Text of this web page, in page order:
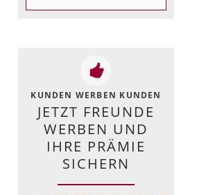
KUNDEN WERBEN KUNDEN
JETZT FREUNDE
WERBEN UND
IHRE PRÄMIE
SICHERN